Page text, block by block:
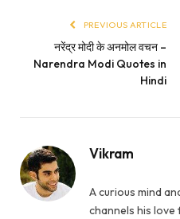
PREVIOUS ARTICLE
नरेंद्र मोदी के अनमोल वचन –
Narendra Modi Quotes in
Hindi
Vikram
A curious mind
channels his